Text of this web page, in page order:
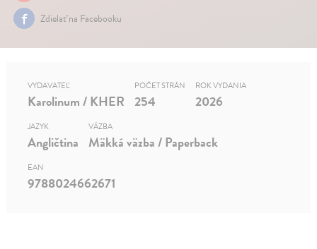
Zdielať na Facebooku
VYDAVATEĽ
Karolinum / KHER
POČET STRÁN
254
ROK VYDANIA
2026
JAZYK
Angličtina
VÄZBA
Mäkká väzba / Paperback
EAN
9788024662671